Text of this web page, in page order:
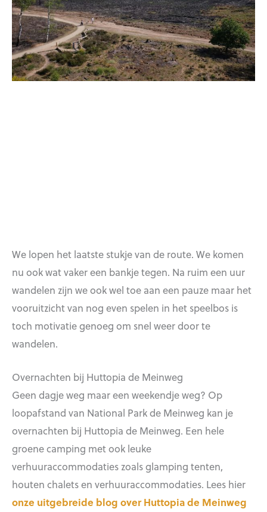
We lopen het laatste stukje van de route. We komen
nu ook wat vaker een bankje tegen. Na ruim een uur
wandelen zijn we ook wel toe aan een pauze maar het
vooruitzicht van nog even spelen in het speelbos is
toch motivatie genoeg om snel weer door te
wandelen.
Overnachten bij Huttopia de Meinweg
Geen dagje weg maar een weekendje weg? Op
loopafstand van National Park de Meinweg kan je
overnachten bij Huttopia de Meinweg. Een hele
groene camping met ook leuke
verhuuraccommodaties zoals glamping tenten,
houten chalets en verhuuraccommodaties. Lees hier
onze uitgebreide blog over Huttopia de Meinweg